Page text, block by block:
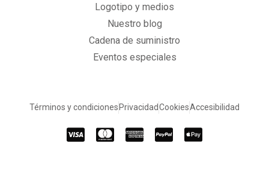
Logotipo y medios
Nuestro blog
Cadena de suministro
Eventos especiales
Términos y condiciones PrivacidadCookiesAccesibilidad